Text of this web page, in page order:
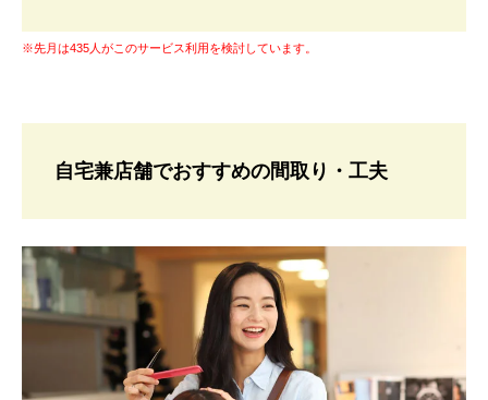
※先月は435人がこのサービス利用を検討しています。
自宅兼店舗でおすすめの間取り・工夫